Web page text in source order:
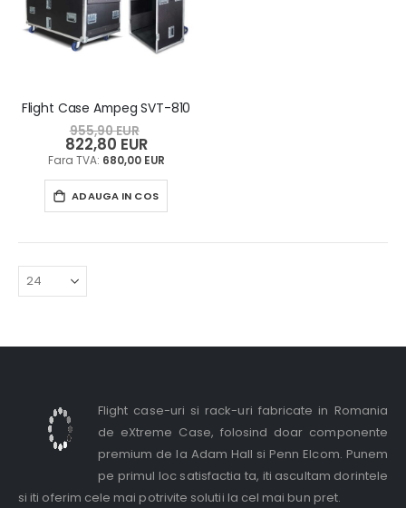
Flight Case Ampeg SVT-810
955,90 EUR
Pret
special
822,80 EUR
680,00 EUR
ADAUGA IN COS
Flight case-uri si rack-uri fabricate in Romania
de eXtreme Case, folosind doar componente
premium de la Adam Hall si Penn Elcom. Punem
pe primul loc satisfactia ta, iti ascultam dorintele
si iti oferim cele mai potrivite solutii la cel mai bun pret.